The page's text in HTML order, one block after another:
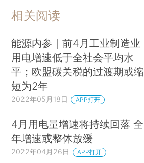
相关阅读
能源内参｜前4月工业制造业
用电增速低于全社会平均水
平；欧盟碳关税的过渡期或缩
短为2年
2022年05月18日 APP打开
4月用电量增速将持续回落 全
年增速或整体放缓
2022年04月26日 APP打开